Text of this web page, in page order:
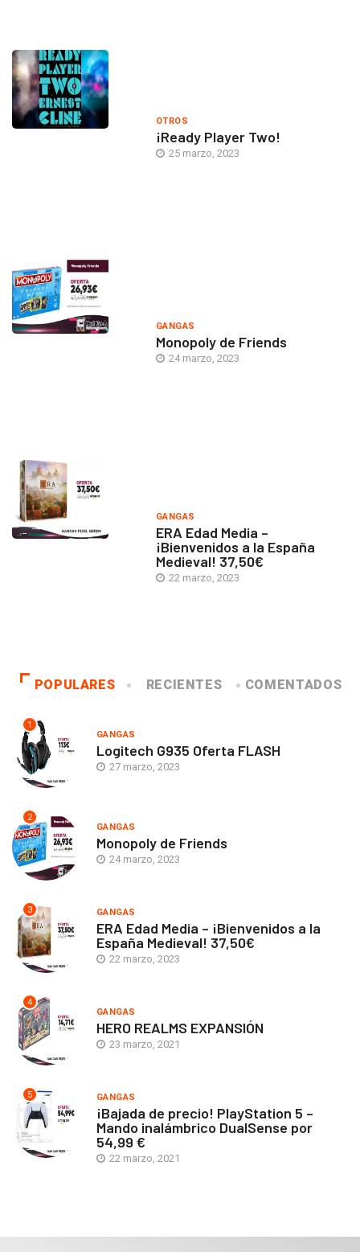
OTROS
¡Ready Player Two!
25 marzo, 2023
GANGAS
Monopoly de Friends
24 marzo, 2023
GANGAS
ERA Edad Media –
¡Bienvenidos a la España
Medieval! 37,50€
22 marzo, 2023
POPULARES RECIENTES COMENTADOS
1
GANGAS
Logitech G935 Oferta FLASH
27 marzo, 2023
2
GANGAS
Monopoly de Friends
24 marzo, 2023
3 GANGAS
ERA Edad Media – ¡Bienvenidos a la
España Medieval! 37,50€
22 marzo, 2023
4
GANGAS
HERO REALMS EXPANSIÓN
23 marzo, 2021
5 GANGAS
¡Bajada de precio! PlayStation 5 –
Mando inalámbrico DualSense por
54,99 €
22 marzo, 2021